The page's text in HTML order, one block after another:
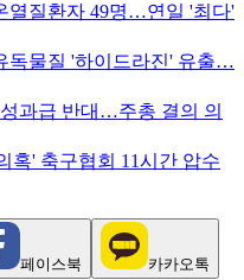
열질환자 49명…연일 '최다'
독물질 '하이드라진' 유출…
과급 반대…주총 결의 의
혹' 축구협회 11시간 압수
페이스북 카카오톡